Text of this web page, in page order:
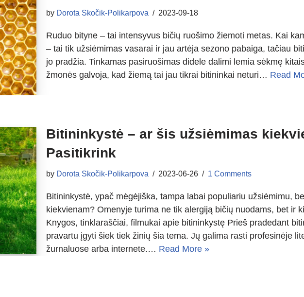
by Dorota Skočik-Polikarpova 2023-09-18
Ruduo bityne – tai intensyvus bičių ruošimo žiemoti metas. Kai
– tai tik užsiėmimas vasarai ir jau artėja sezono pabaiga, tačiau
jo pradžia. Tinkamas pasiruošimas didele dalimi lemia sėkmę
žmonės galvoja, kad žiemą tai jau tikrai bitininkai neturi… Read
Bitininkystė – ar šis užsiėmimas
Pasitikrink
by Dorota Skočik-Polikarpova 2023-06-26 1 Comments
Bitininkystė, ypač mėgėjiška, tampa labai populiariu užsiėmimu,
kiekvienam? Omenyje turima ne tik alergiją bičių nuodams, bet ir
Knygos, tinklaraščiai, filmukai apie bitininkystę Prieš pradedant
pravartu įgyti šiek tiek žinių šia tema. Jų galima rasti profesinėje
žurnaluose arba internete.… Read More »